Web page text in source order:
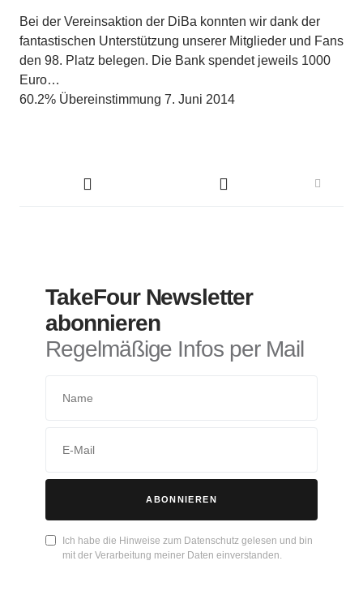
Bei der Vereinsaktion der DiBa konnten wir dank der
fantastischen Unterstützung unserer Mitglieder und Fans
den 98. Platz belegen. Die Bank spendet jeweils 1000
Euro…
60.2% Übereinstimmung 7. Juni 2014
TakeFour Newsletter
abonnieren
Regelmäßige Infos per Mail
ABONNIEREN
Ich habe die Hinweise zum Datenschutz gelesen und bin
mit der Verarbeitung meiner Daten einverstanden.